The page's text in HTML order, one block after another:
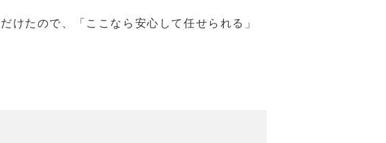
けたので、「ここなら安心して任せられる」